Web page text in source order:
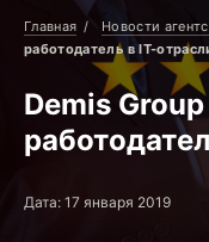
Москва
Нижний Новгород
Воронеж
Новосибирск
Главная Новости
работодатель в IT-
Demis
Дата: 17 января 2019